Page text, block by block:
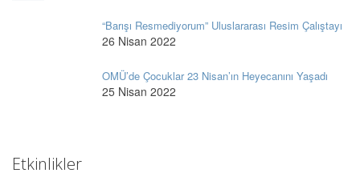
“Barışı Resmediyorum” Uluslararası Resim Çalıştayı
26 Nisan 2022
OMÜ’de Çocuklar 23 Nisan’ın Heyecanını Yaşadı
25 Nisan 2022
Etkinlikler